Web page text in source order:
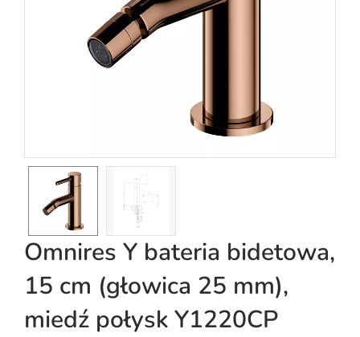
Omnires Y bateria bidetowa,
15 cm (głowica 25 mm),
miedź połysk Y1220CP